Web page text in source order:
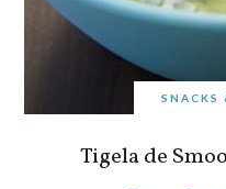
SNACKS
Tigela de